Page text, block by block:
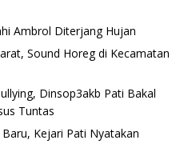
Ambrol Diterjang Hujan
Sound Horeg di Kecamatan
Dinsop3akb Pati Bakal
Tuntas
Kejari Pati Nyatakan